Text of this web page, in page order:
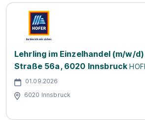
Lehrling im Einzelhandel (m/w/
Straße 56a, 6020 Innsbruck
01.09.2026
6020 Innsbruck